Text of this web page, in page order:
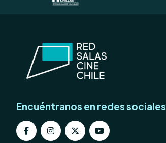
Encuéntranos en redes sociales